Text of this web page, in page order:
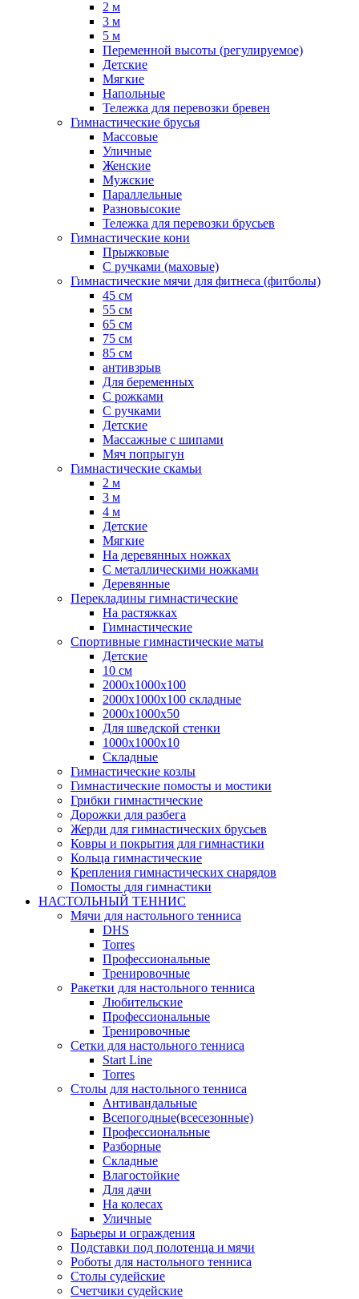
2 м
3 м
5 м
Переменной высоты (регулируемое)
Детские
Мягкие
Напольные
Тележка для перевозки бревен
Гимнастические брусья
Массовые
Уличные
Женские
Мужские
Параллельные
Разновысокие
Тележка для перевозки брусьев
Гимнастические кони
Прыжковые
С ручками (маховые)
Гимнастические мячи для фитнеса (фитболы)
45 см
55 см
65 см
75 см
85 см
антивзрыв
Для беременных
С рожками
С ручками
Детские
Массажные с шипами
Мяч попрыгун
Гимнастические скамьи
2 м
3 м
4 м
Детские
Мягкие
На деревянных ножках
С металлическими ножками
Деревянные
Перекладины гимнастические
На растяжках
Гимнастические
Спортивные гимнастические маты
Детские
10 см
2000х1000х100
2000х1000х100 складные
2000х1000х50
Для шведской стенки
1000х1000х10
Складные
Гимнастические козлы
Гимнастические помосты и мостики
Грибки гимнастические
Дорожки для разбега
Жерди для гимнастических брусьев
Ковры и покрытия для гимнастики
Кольца гимнастические
Крепления гимнастических снарядов
Помосты для гимнастики
НАСТОЛЬНЫЙ ТЕННИС
Мячи для настольного тенниса
DHS
Torres
Профессиональные
Тренировочные
Ракетки для настольного тенниса
Любительские
Профессиональные
Тренировочные
Сетки для настольного тенниса
Start Line
Torres
Столы для настольного тенниса
Антивандальные
Всепогодные(всесезонные)
Профессиональные
Разборные
Складные
Влагостойкие
Для дачи
На колесах
Уличные
Барьеры и ограждения
Подставки под полотенца и мячи
Роботы для настольного тенниса
Столы судейские
Счетчики судейские